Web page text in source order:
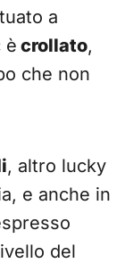
a
è crollato,
che non
, altro lucky
e anche in
del